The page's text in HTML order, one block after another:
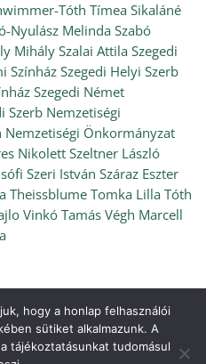
Tóth Tímea Sikaláné
Nyulász Melinda Szabó
Mihály Szalai Attila Szegedi
Színház Szegedi Helyi Szerb
Szegedi Német
Szerb Nemzetiségi
Nemzetiségi Önkormányzat
Nikolett Szeltner László
Szeri István Száraz Eszter
Theissblume Tomka Lilla Tóth
Vinkó Tamás Végh Marcell
Szeged, 2021. szeptember
reserved.
hogy a honlap felhasználói
sütiket alkalmazunk. A
tájékoztatásunkat tudomásul